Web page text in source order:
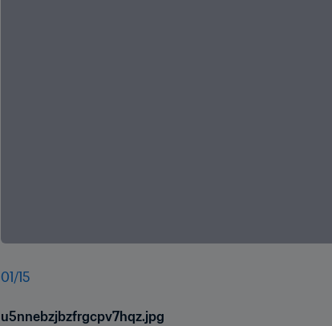
01/15
u5nnebzjbzfrgcpv7hqz.jpg